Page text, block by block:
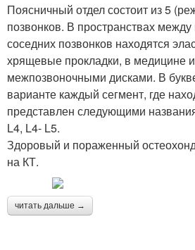
Поясничный отдел состоит из 5
позвонков. В пространствах
соседних позвонков находятся
хрящевые прокладки, в медицине
межпозвоночными дисками. В
варианте каждый сегмент, где
представлен следующими
L4, L4- L5.
Здоровый и пораженный
на КТ.
читать дальше →